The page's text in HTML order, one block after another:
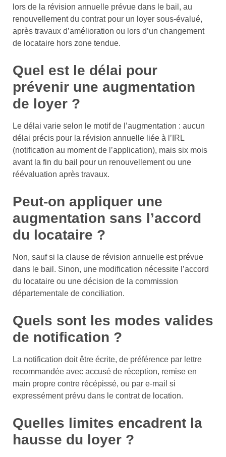
lors de la révision annuelle prévue dans le bail, au
renouvellement du contrat pour un loyer sous-évalué,
après travaux d’amélioration ou lors d’un changement
de locataire hors zone tendue.
Quel est le délai pour
prévenir une augmentation
de loyer ?
Le délai varie selon le motif de l’augmentation : aucun
délai précis pour la révision annuelle liée à l’IRL
(notification au moment de l’application), mais six mois
avant la fin du bail pour un renouvellement ou une
réévaluation après travaux.
Peut-on appliquer une
augmentation sans l’accord
du locataire ?
Non, sauf si la clause de révision annuelle est prévue
dans le bail. Sinon, une modification nécessite l’accord
du locataire ou une décision de la commission
départementale de conciliation.
Quels sont les modes valides
de notification ?
La notification doit être écrite, de préférence par lettre
recommandée avec accusé de réception, remise en
main propre contre récépissé, ou par e-mail si
expressément prévu dans le contrat de location.
Quelles limites encadrent la
hausse du loyer ?